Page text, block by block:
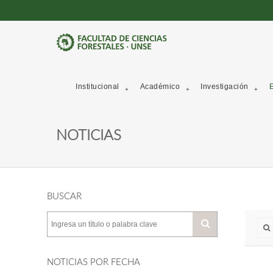
Institucional Académico Investigación
NOTICIAS
BUSCAR
NOTICIAS POR FECHA